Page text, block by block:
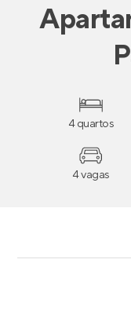
4 quartos
4 vagas